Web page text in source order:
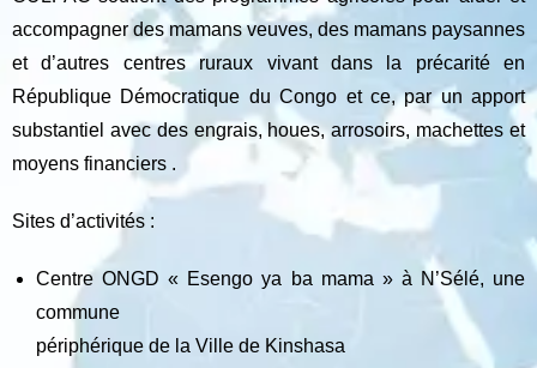
accompagner des mamans veuves, des mamans paysannes
et d’autres centres ruraux vivant dans la précarité en
République Démocratique du Congo et ce, par un apport
substantiel avec des engrais, houes, arrosoirs, machettes et
moyens financiers .
Sites d’activités :
Centre ONGD « Esengo ya ba mama » à N’Sélé, une
commune
périphérique de la Ville de Kinshasa